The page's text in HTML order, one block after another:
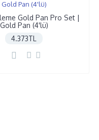
Gold Pan Pro Set |
Gold Pan (4'lü)
4.373TL